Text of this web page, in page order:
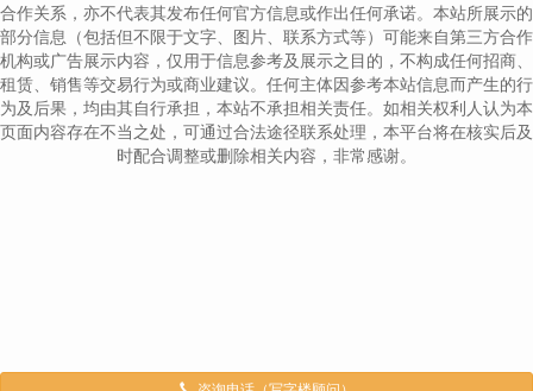
合作关系，亦不代表其发布任何官方信息或作出任何承诺。本站所展示的
部分信息（包括但不限于文字、图片、联系方式等）可能来自第三方合作
机构或广告展示内容，仅用于信息参考及展示之目的，不构成任何招商、
租赁、销售等交易行为或商业建议。任何主体因参考本站信息而产生的行
为及后果，均由其自行承担，本站不承担相关责任。如相关权利人认为本
页面内容存在不当之处，可通过合法途径联系处理，本平台将在核实后及
时配合调整或删除相关内容，非常感谢。